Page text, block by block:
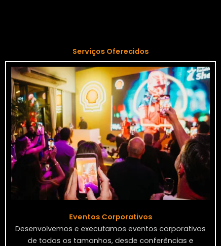
Serviços Oferecidos
Eventos Corporativos
Desenvolvemos e executamos eventos corporativos
de todos os tamanhos, desde conferências e